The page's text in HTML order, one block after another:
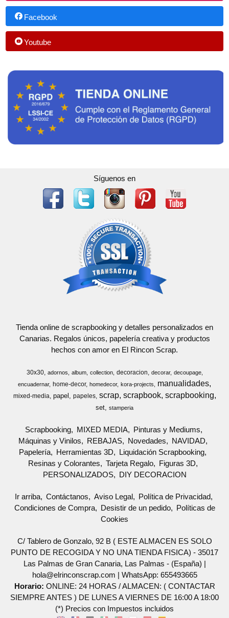
Facebook
Youtube
Síguenos en
Tienda online de scrapbooking y detalles personalizados en
Canarias. Regalos únicos, papelería creativa y productos
hechos con amor en El Rincon Scrap.
30x30 adornos album collection decoracion decorar
decoupage
encuadernar
home-decor homedecor kora-projects manualidades
mixed-media papel papeles scrap scrapbook scrapbooking
set stamperia
Scrapbooking MIXED MEDIA
Pinturas y Mediums
Máquinas y Vinilos
REBAJAS Novedades
NAVIDAD
Papelería
Herramientas 3D
Liquidación Scrapbooking
Resinas y Colorantes
Tarjeta Regalo
Figuras 3D
PERSONALIZADOS
DIY DECORACION
Ir arriba Contáctanos Aviso Legal
Política de Privacidad
Condiciones de Compra
Desistir de un pedido
Políticas de
Cookies
C/ Tablero de Gonzalo, 92 B ( ESTE ALMACEN ES SOLO
PUNTO DE RECOGIDA Y NO UNA TIENDA FISICA) - 35017
Las Palmas de Gran Canaria, Las Palmas - (España) |
hola@elrinconscrap.com | WhatsApp: 655493665
Horario: ONLINE: 24 HORAS / ALMACEN: ( CONTACTAR
SIEMPRE ANTES ) DE LUNES A VIERNES DE 16:00 A 18:00
(*) Precios con Impuestos incluidos